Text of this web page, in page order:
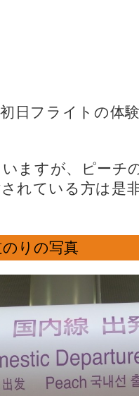
日フライトの体
ますが、ピーチ
れている方は是
りの写真